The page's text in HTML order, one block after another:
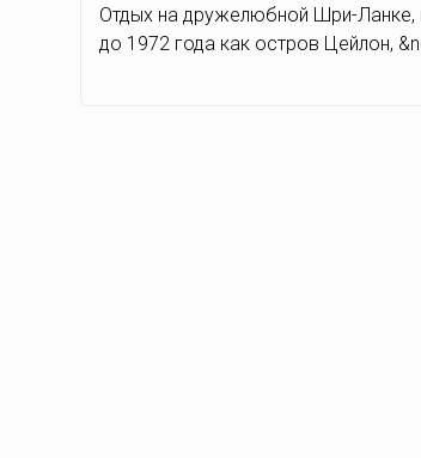
Отдых на дружелюбной Шри-Ланке,
до 1972 года как остров Цейлон,